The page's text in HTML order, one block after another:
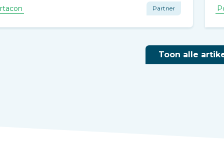
door elkaar. Lees hoe u grip houdt op
tags en codes en zorgt voor veilig en
toegangsbeheer.
Partner
Toon alle